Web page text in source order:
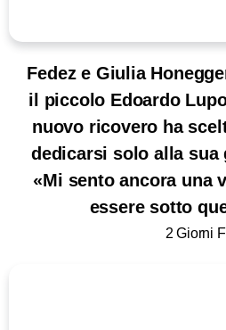
Fedez e Giulia
il piccolo Edoardo
nuovo ricovero ha
dedicarsi solo alla sua
«Mi sento ancora una
essere sotto
2 Giorni